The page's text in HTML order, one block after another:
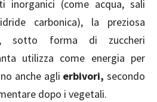
inorganici (come acqua, sali
carbonica), la preziosa
, sotto forma di zuccheri
utilizza come energia per
anche agli erbivori, secondo
dopo i vegetali.